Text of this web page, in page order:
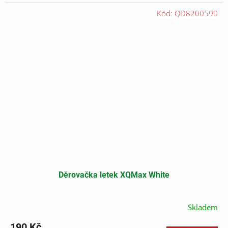
Děrovačka letek XQMax White
Skladem
Kód: QD8200590